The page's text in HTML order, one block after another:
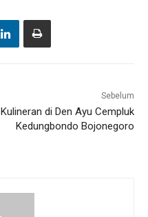
Sebelum
Kulineran di Den Ayu Cempluk
Kedungbondo Bojonegoro